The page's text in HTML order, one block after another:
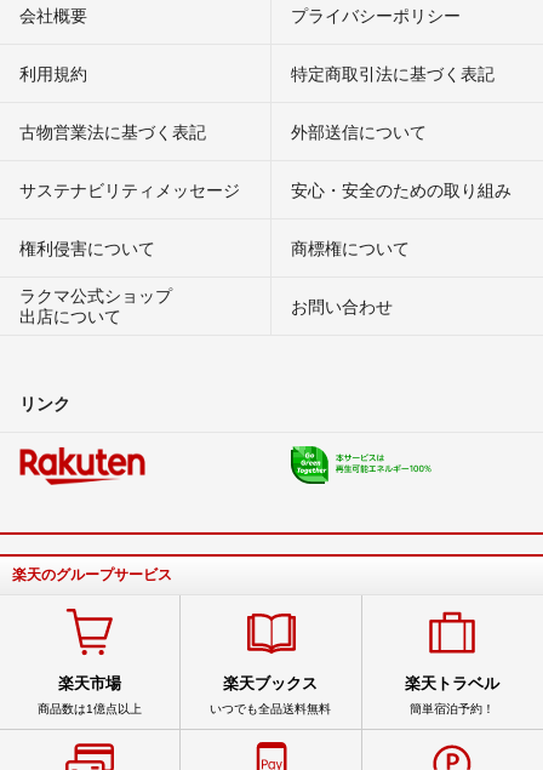
会社概要 プライバシーポリシー
利用規約 特定商取引法に基づく表記
古物営業法に基づく表記 外部送信について
サステナビリティメッセージ 安心・安全のための取り組み
権利侵害について
商標権について
ラクマ公式ショップ
出店について
お問い合わせ
リンク
楽天のグループサービス
楽天市場
商品数は1億点以上
楽天ブックス
いつでも全品送料無料
楽天トラベル
簡単宿泊予約！